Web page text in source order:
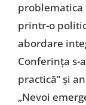
printr-o
abordare
Conferinţa s-
practică” şi
„Nevoi